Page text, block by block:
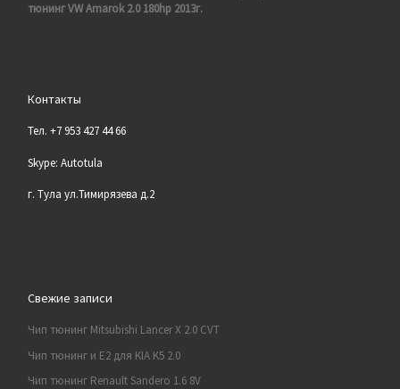
тюнинг VW Amarok 2.0 180hp 2013г.
Контакты
Тел. +7 953 427 44 66
Skype: Autotula
г. Тула ул.Тимирязева д.2
Свежие записи
Чип тюнинг Mitsubishi Lancer X 2.0 CVT
Чип тюнинг и E2 для KIA K5 2.0
Чип тюнинг Renault Sandero 1.6 8V